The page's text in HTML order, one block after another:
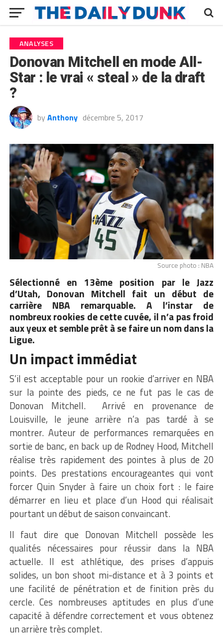
ANALYSES
Donovan Mitchell en mode All-
Star : le vrai « steal » de la draft
?
by Anthony décembre 5, 2017
Source photo : NBA
Sélectionné en 13ème position par le Jazz
d’Utah, Donovan Mitchell fait un début de
carrière NBA remarquable. A l’instar de
nombreux rookies de cette cuvée, il n’a pas froid
aux yeux et semble prêt à se faire un nom dans la
Ligue.
Un impact immédiat
S’il est acceptable pour un rookie d’arriver en NBA
sur la pointe des pieds, ce ne fut pas le cas de
Donovan Mitchell.
Arrivé en provenance de
Louisville, le jeune arrière n’a pas tardé à se
montrer. Auteur de performances remarquées en
sortie de banc, en back up de Rodney Hood, Mitchell
réalise très rapidement des pointes à plus de 20
points. Des prestations encourageantes qui vont
forcer Quin Snyder à faire un choix fort : le faire
démarrer en lieu et place d’un Hood qui réalisait
pourtant un début de saison convaincant.
Il faut dire que Donovan Mitchell possède les
qualités nécessaires pour réussir dans la NBA
actuelle. Il est athlétique, des prises d’appuis
solides, un bon shoot mi-distance et à 3 points et
une facilité de pénétration et de finition près du
cercle. Ces nombreuses aptitudes en plus d’une
capacité à défendre correctement et vous obtenez
un arrière très complet.